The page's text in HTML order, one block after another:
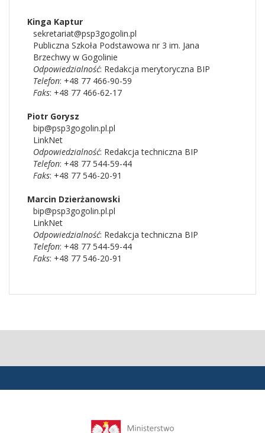
Kinga Kaptur
sekretariat@psp3gogolin.pl
Publiczna Szkoła Podstawowa nr 3 im. Jana
Brzechwy w Gogolinie
Odpowiedzialność: Redakcja merytoryczna BIP
Telefon: +48 77 466-90-59
Faks: +48 77 466-62-17
Piotr Gorysz
bip@psp3gogolin.pl.pl
LinkNet
Odpowiedzialność: Redakcja techniczna BIP
Telefon: +48 77 544-59-44
Faks: +48 77 546-20-91
Marcin Dzierżanowski
bip@psp3gogolin.pl.pl
LinkNet
Odpowiedzialność: Redakcja techniczna BIP
Telefon: +48 77 544-59-44
Faks: +48 77 546-20-91